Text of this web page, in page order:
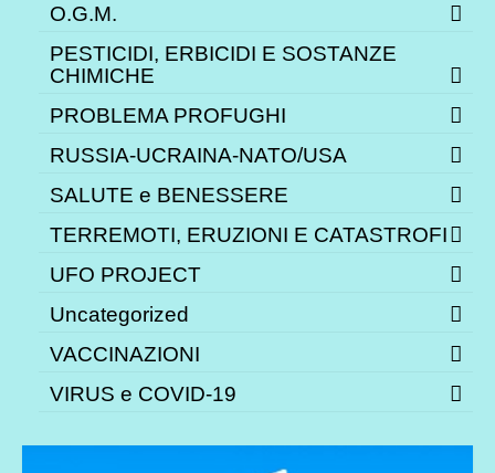
O.G.M.
PESTICIDI, ERBICIDI E SOSTANZE
CHIMICHE
PROBLEMA PROFUGHI
RUSSIA-UCRAINA-NATO/USA
SALUTE e BENESSERE
TERREMOTI, ERUZIONI E CATASTROFI
UFO PROJECT
Uncategorized
VACCINAZIONI
VIRUS e COVID-19